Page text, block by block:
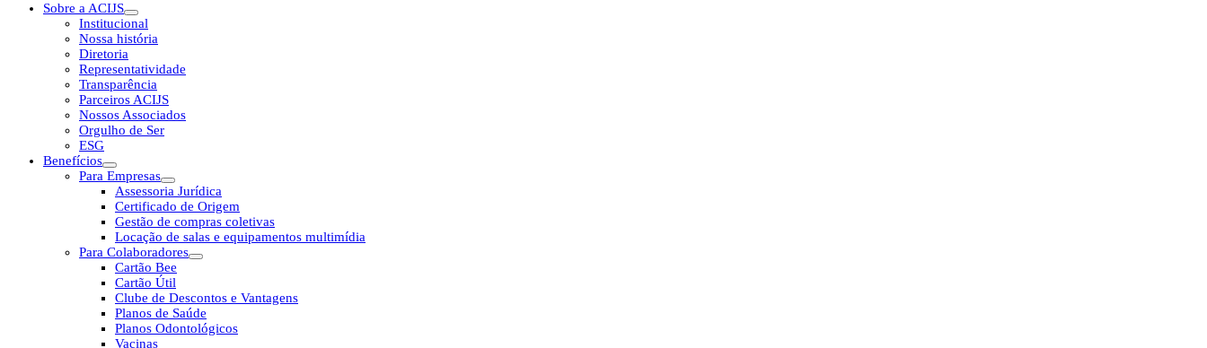
Sobre a ACIJS
Institucional
Nossa história
Diretoria
Representatividade
Transparência
Parceiros ACIJS
Nossos Associados
Orgulho de Ser
ESG
Benefícios
Para Empresas
Assessoria Jurídica
Certificado de Origem
Gestão de compras coletivas
Locação de salas e equipamentos multimídia
Para Colaboradores
Cartão Bee
Cartão Útil
Clube de Descontos e Vantagens
Planos de Saúde
Planos Odontológicos
Vacinas